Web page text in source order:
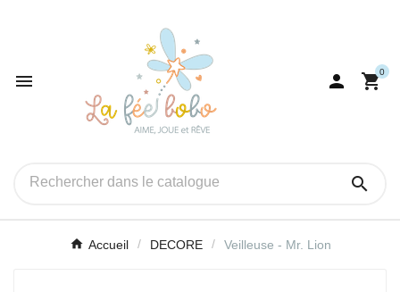
  0

Accueil DECORE Veilleuse - Mr. Lion